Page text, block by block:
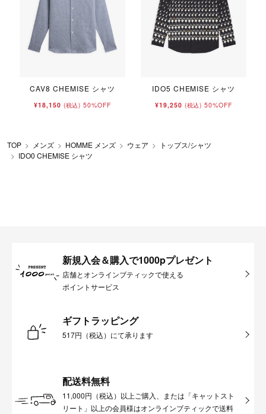
CAV8 CHEMISE シャツ
¥18,150 (税込) 50%OFF
IDO5 CHEMISE シャツ
¥19,250 (税込) 50%OFF
TOP メンズ HOMME メンズ ウェア
トップス/シャツ
IDO0 CHEMISE シャツ
新規入会＆購入で1000pプレゼント
店舗とオンラインブティックで使える
ポイントサービス
ギフトラッピング
517円（税込）にて承ります
配送料無料
11,000円（税込）以上ご購入、または「キャットスト
リート」以上の会員様はオンラインブティックで送料